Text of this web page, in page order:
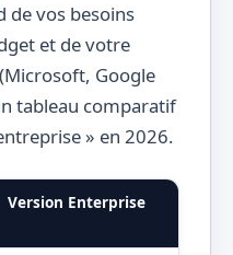
de vos besoins
et de votre
Google
tableau comparatif
» en 2026.
Version Enterprise